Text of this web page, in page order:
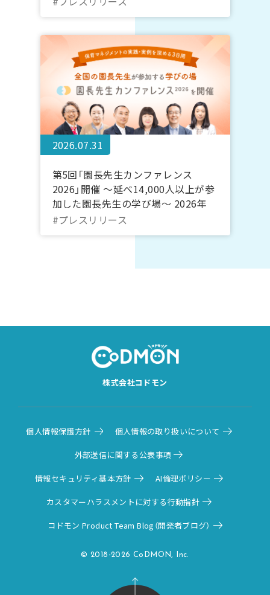
2026.07.31
第5回「園長先生カンファレンス
2026」開催 ～延べ14,000人以上が参
加した園長先生の学び場～ 2026年
10月20日～22日＠オンライン｜コド
#プレスリリース
株式会社コドモン
個人情報保護方針 個人情報の取り扱いについて
外部送信に関する公表事項
情報セキュリティ基本方針 AI倫理ポリシー
カスタマーハラスメントに対する行動指針
コドモン Product Team Blog（開発者ブログ）
© 2018-2026 CoDMON, Inc.